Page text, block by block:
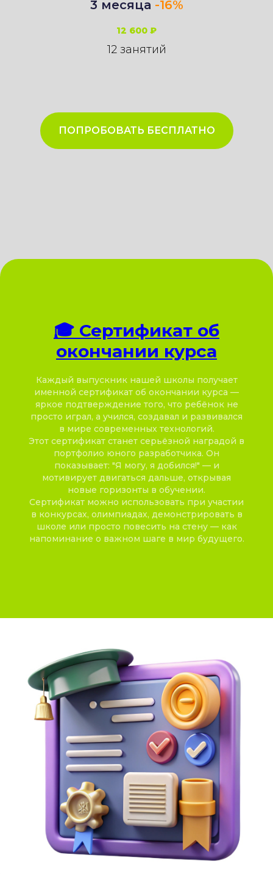
3 месяца -16%
12 600 ₽
12 занятий
ПОПРОБОВАТЬ БЕСПЛАТНО
🎓 Сертификат об
окончании курса
Каждый выпускник нашей школы получает
именной сертификат об окончании курса —
яркое подтверждение того, что ребёнок не
просто играл, а учился, создавал и развивался
в мире современных технологий.
Этот сертификат станет серьёзной наградой в
портфолио юного разработчика. Он
показывает: "Я могу, я добился!" — и
мотивирует двигаться дальше, открывая
новые горизонты в обучении.
Сертификат можно использовать при участии
в конкурсах, олимпиадах, демонстрировать в
школе или просто повесить на стену — как
напоминание о важном шаге в мир будущего.